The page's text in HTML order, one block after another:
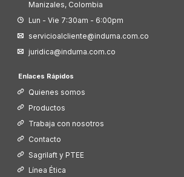
Manizales, Colombia
Lun - Vie 7:30am - 6:00pm
servicioalcliente@induma.com.co
juridica@induma.com.co
Enlaces Rápidos
Quienes somos
Productos
Trabaja con nosotros
Contacto
Sagrilaft y PTEE
Línea Ética